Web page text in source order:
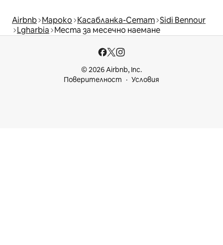
Airbnb Мароко Касабланка-Сетат Sidi Bennour
Lgharbia Места за месечно наемане
© 2026 Airbnb, Inc.
Поверителност
Условия